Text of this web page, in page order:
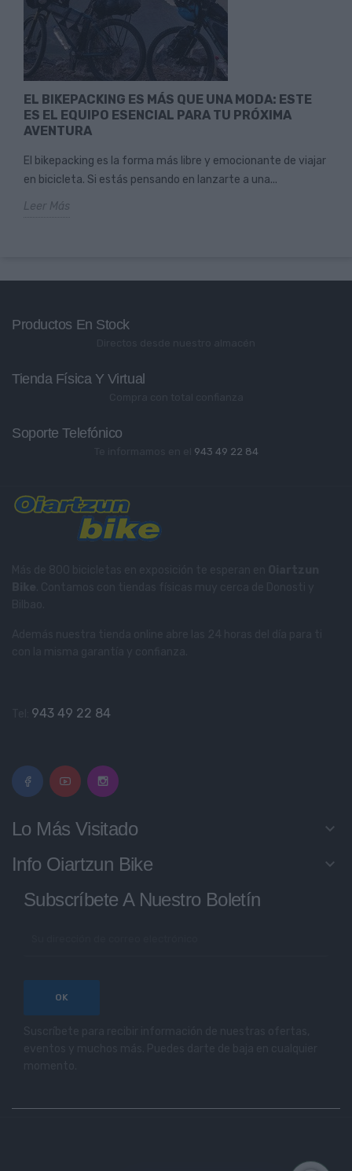
EL BIKEPACKING ES MÁS QUE UNA MODA: ESTE
ES EL EQUIPO ESENCIAL PARA TU PRÓXIMA
AVENTURA
El bikepacking es la forma más libre y emocionante de viajar
en bicicleta. Si estás pensando en lanzarte a una...
Leer Más
Productos En Stock
Tienda Física Y Virtual
Soporte Telefónico
943 49 22 84
943 49 22 84
Lo Más Visitado keyboard_arrow_down
Info Oiartzun Bike keyboard_arrow_down
Subscríbete A Nuestro Boletín